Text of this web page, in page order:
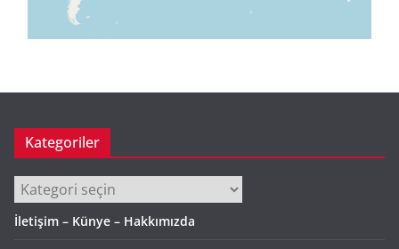
Kategoriler
Kategoriler
İletişim – Künye – Hakkımızda